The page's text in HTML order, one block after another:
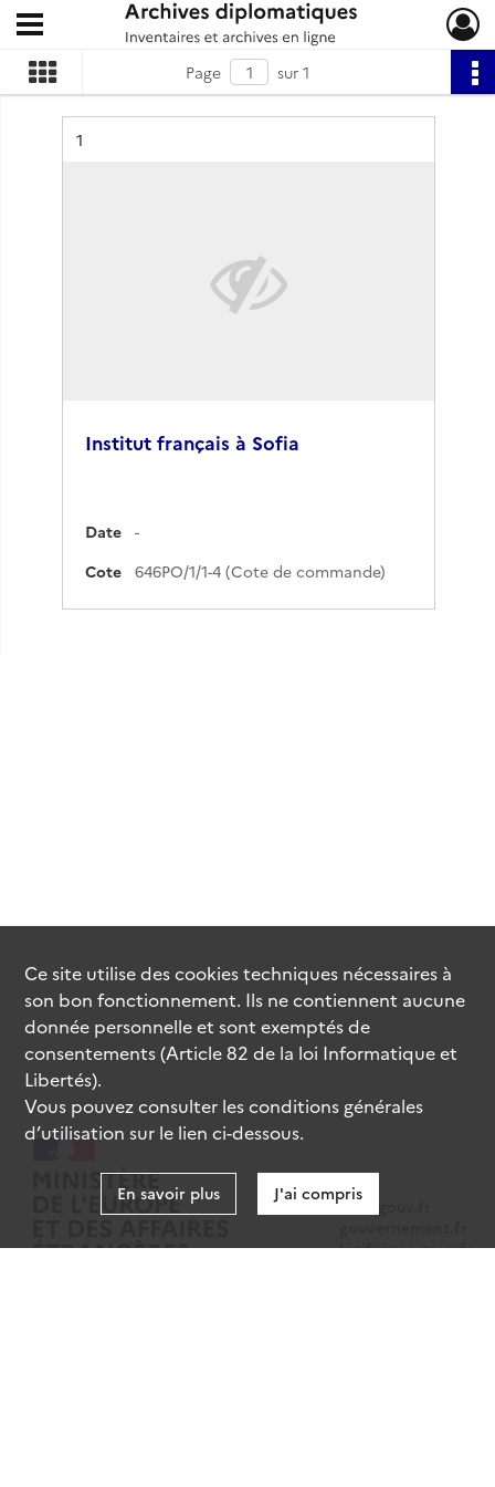
Archives diplomatiques
Ouvrir le menu déroulant
Page sur 1
Résultat n°
1
Institut français à Sofia
Date
-
Cote
646PO/1/1-4 (Cote de commande)
data.gouv.fr
legifrance.gouv.fr
Ce site utilise descookiestechniques nécessaires à
son bon fonctionnement. Ils ne contiennent aucune
donnée personnelle et sont exemptés de
consentements (Article 82 de la loi Informatique et
Libertés).
Vous pouvez consulter les conditions générales
d’utilisation sur le lien ci-dessous.
En savoir plus J'ai compris